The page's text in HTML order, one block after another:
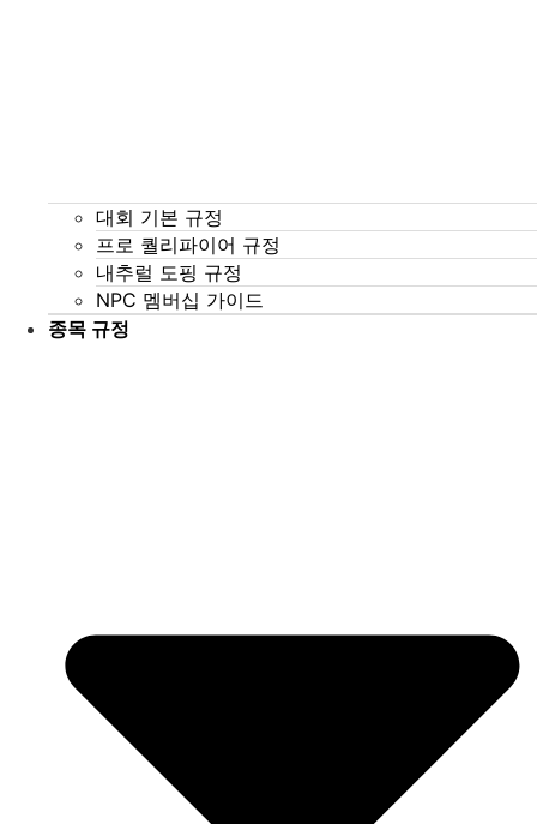
대회 기본 규정
프로 퀄리파이어 규정
내추럴 도핑 규정
NPC 멤버십 가이드
종목 규정